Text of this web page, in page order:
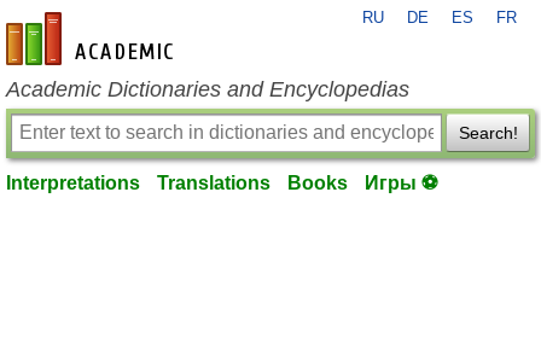
en-academic.com
RU DE ES FR
Academic Dictionaries and Encyclopedias
Search!
Interpretations Translations Books Игры ⚽